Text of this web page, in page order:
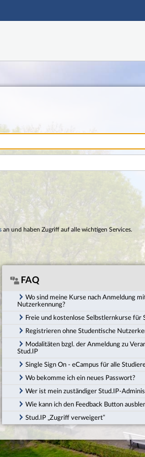
Hauptnavigation
an und haben Zugriff auf alle wichtigen Services.
FAQ
Wo sind meine Kurse nach Anmeldung
Nutzerkennung?
Freie und kostenlose Selbstlernkurse für
Registrieren ohne Studentische
Modalitäten bzgl. der Anmeldung zu
Stud.IP
Single Sign On - eCampus für alle
Wo bekomme ich ein neues Passwort?
Wer ist mein zuständiger Stud.IP-
Wie kann ich den Feedback Button
Stud.IP „Zugriff verweigert“